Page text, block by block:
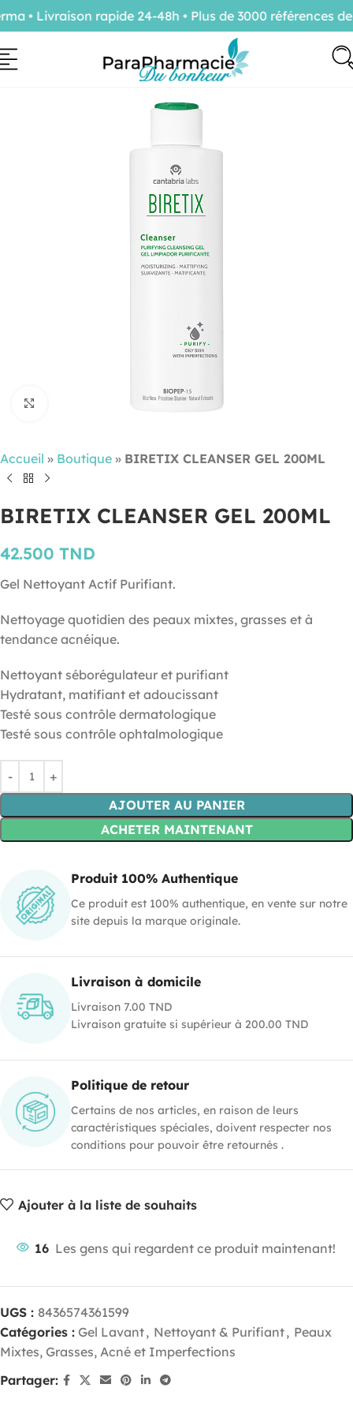
Cliquez pour agrandir
Accueil » Boutique » BIRETIX CLEANSER GEL 200ML
BIRETIX CLEANSER GEL 200ML
42.500 TND
Gel Nettoyant Actif Purifiant.
Nettoyage quotidien des peaux mixtes, grasses et à
tendance acnéique.
Nettoyant séborégulateur et purifiant
Hydratant, matifiant et adoucissant
Testé sous contrôle dermatologique
Testé sous contrôle ophtalmologique
AJOUTER AU PANIER
ACHETER MAINTENANT
Produit 100% Authentique
Ce produit est 100% authentique, en vente sur notre
site depuis la marque originale.
Livraison à domicile
Livraison 7.00 TND
Livraison gratuite si supérieur à 200.00 TND
Politique de retour
Certains de nos articles, en raison de leurs
caractéristiques spéciales, doivent respecter nos
conditions pour pouvoir être retournés .
Ajouter à la liste de souhaits
16 Les gens qui regardent ce produit maintenant!
UGS : 8436574361599
Catégories : Gel Lavant, Nettoyant & Purifiant, Peaux
Mixtes, Grasses, Acné et Imperfections
Partager:
• Livraison rapide 24-48h • Plus de 3000 références de